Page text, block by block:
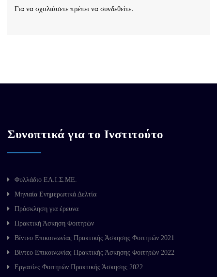
Για να σχολιάσετε πρέπει να συνδεθείτε.
Συνοπτικά για το Ινστιτούτο
Φυλλάδιο ΕΛ.Ι.Σ.ΜΕ.
Μηνιαία Ενημερωτικά Δελτία
Πρόσκληση για έρευνα
Πρακτική Άσκηση Φοιτητών
Βίντεο Επικοινωνίας Πρακτικής Άσκησης Φοιτητών 2021
Βίντεο Επικοινωνίας Πρακτικής Άσκησης Φοιτητών 2022
Εργασίες Φοιτητών Πρακτικής Άσκησης 2022